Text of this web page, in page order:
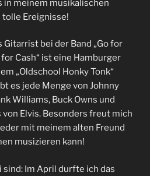
in meinem musikalischen
tolle Ereignisse!
Gitarrist bei der Band „Go for
for Cash“ ist eine Hamburger
„Oldschool Honky Tonk“
es jede Menge von Johnny
Williams, Buck Owns und
Elvis. Besonders freut mich
mit meinem alten Freund
musizieren kann!
sind: Im April durfte ich das